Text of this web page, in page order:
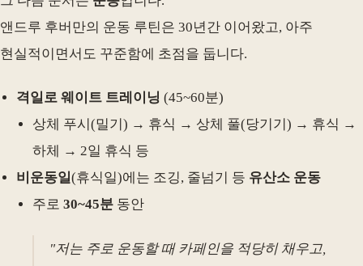
앤드루 후버만의 운동 루틴은 30년간 이어왔고, 아주
현실적이면서도 꾸준함에 초점을 둡니다.
격일로 웨이트 트레이닝 (45~60분)
상체 푸시(밀기) → 휴식 → 상체 풀(당기기) → 휴식 →
하체 → 2일 휴식 등
비운동일(휴식일)에는 조깅, 줄넘기 등 유산소 운동
주로 30~45분 동안
"저는 주로 운동할 때 카페인을 적당히 채우고,